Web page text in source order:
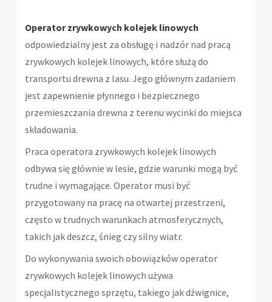
Operator zrywkowych kolejek linowych
odpowiedzialny jest za obsługę i nadzór nad pracą
zrywkowych kolejek linowych, które służą do
transportu drewna z lasu. Jego głównym zadaniem
jest zapewnienie płynnego i bezpiecznego
przemieszczania drewna z terenu wycinki do miejsca
składowania.
Praca operatora zrywkowych kolejek linowych
odbywa się głównie w lesie, gdzie warunki mogą być
trudne i wymagające. Operator musi być
przygotowany na pracę na otwartej przestrzeni,
często w trudnych warunkach atmosferycznych,
takich jak deszcz, śnieg czy silny wiatr.
Do wykonywania swoich obowiązków operator
zrywkowych kolejek linowych używa
specjalistycznego sprzętu, takiego jak dźwignice,